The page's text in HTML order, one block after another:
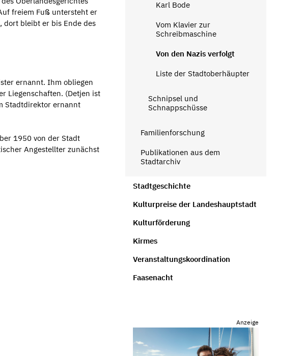
freiem Fuß untersteht er
bleibt er bis Ende des
ernannt. Ihm obliegen
Liegenschaften. (Detjen ist
Stadtdirektor ernannt
1950 von der Stadt
Angestellter zunächst
Karl Bode
Vom Klavier zur
Schreibmaschine
Von den Nazis verfolgt
Liste der Stadtoberhäupter
Schnipsel und
Schnappschüsse
Familienforschung
Publikationen aus dem
Stadtarchiv
Stadtgeschichte
Kulturpreise der Landeshauptstadt
Kulturförderung
Kirmes
Veranstaltungskoordination
Faasenacht
Anzeige